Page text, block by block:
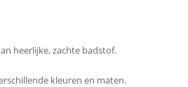
heerlijke, zachte badstof.
kleuren en maten.